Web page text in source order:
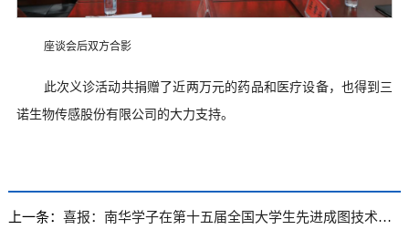
座谈会后双方合影
此次义诊活动共捐赠了近两万元的药品和医疗设备，也得到三
诺生物传感股份有限公司的大力支持。
上一条： 喜报：南华学子在第十五届全国大学生先进成图技术与产品信息建模创新大赛中再创佳绩